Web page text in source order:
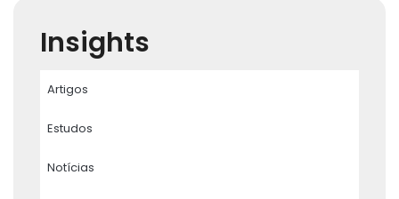
Insights
Artigos
Estudos
Notícias